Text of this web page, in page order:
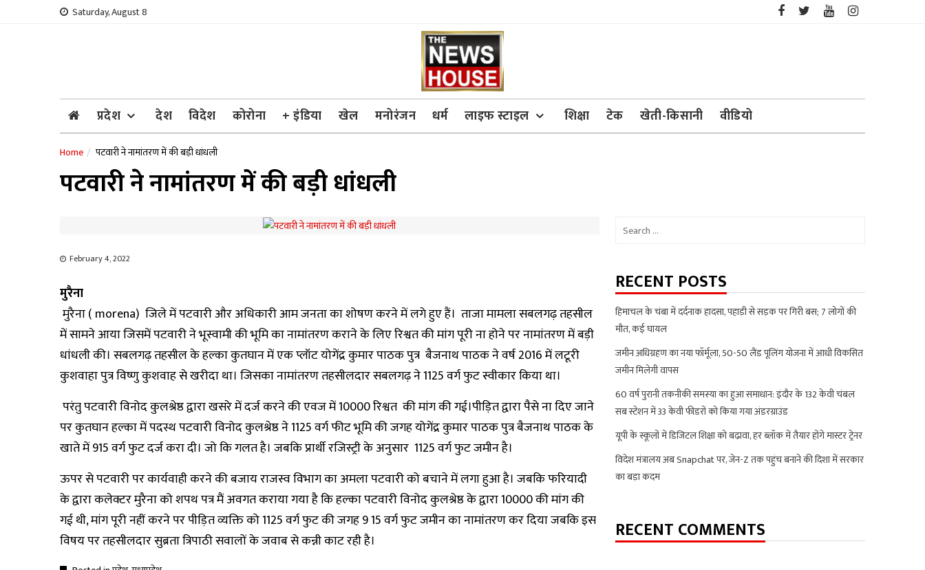
Saturday, August 8
प्रदेश देश विदेश कोरोना + इंडिया खेल मनोरंजन धर्म लाइफ स्टाइल शिक्षा टेक खेती-किसानी वीडियो
Home पटवारी ने नामांतरण में की बड़ी धांधली
पटवारी ने नामांतरण में की बड़ी धांधली
February 4, 2022
मुरैना
मुरैना ( morena) जिले में पटवारी और अधिकारी आम जनता का शोषण करने में लगे हुए हैं। ताजा मामला सबलगढ़ तहसील
में सामने आया जिसमें पटवारी ने भूस्वामी की भूमि का नामांतरण कराने के लिए रिश्वत की मांग पूरी ना होने पर नामांतरण में बड़ी
धांधली की। सबलगढ़ तहसील के हल्का कुतघान में एक प्लॉट योगेंद्र कुमार पाठक पुत्र बैजनाथ पाठक ने वर्ष 2016 में लटूरी
कुशवाहा पुत्र विष्णु कुशवाह से खरीदा था। जिसका नामांतरण तहसीलदार सबलगढ़ ने 1125 वर्ग फुट स्वीकार किया था।
परंतु पटवारी विनोद कुलश्रेष्ठ द्वारा खसरे में दर्ज करने की एवज में ₹10000 रिश्वत की मांग की गई।पीड़ित द्वारा पैसे ना दिए जाने
पर कुतघान हल्का में पदस्थ पटवारी विनोद कुलश्रेष्ठ ने 1125 वर्ग फीट भूमि की जगह योगेंद्र कुमार पाठक पुत्र बैजनाथ पाठक के
खाते में 915 वर्ग फुट दर्ज करा दी। जो कि गलत है। जबकि प्रार्थी रजिस्ट्री के अनुसार 1125 वर्ग फुट जमीन है।
ऊपर से पटवारी पर कार्यवाही करने की बजाय राजस्व विभाग का अमला पटवारी को बचाने में लगा हुआ है। जबकि फरियादी
के द्वारा कलेक्टर मुरैना को शपथ पत्र मैं अवगत कराया गया है कि हल्का पटवारी विनोद कुलश्रेष्ठ के द्वारा ₹10000 की मांग की
गई थी, मांग पूरी नहीं करने पर पीड़ित व्यक्ति को 1125 वर्ग फुट की जगह 9 15 वर्ग फुट जमीन का नामांतरण कर दिया जबकि इस
विषय पर तहसीलदार सुब्रता त्रिपाठी सवालों के जवाब से कन्नी काट रही है।
Search
RECENT POSTS
हिमाचल के चंबा में दर्दनाक हादसा, पहाड़ी से सड़क पर गिरी बस; 7 लोगों की
मौत, कई घायल
जमीन अधिग्रहण का नया फॉर्मूला, 50-50 लैंड पूलिंग योजना में आधी विकसित
जमीन मिलेगी वापस
60 वर्ष पुरानी तकनीकी समस्या का हुआ समाधान: इंदौर के 132 केवी चंबल
सब स्टेशन में 33 केवी फीडरों को किया गया अंडरग्राउंड
यूपी के स्कूलों में डिजिटल शिक्षा को बढ़ावा, हर ब्लॉक में तैयार होंगे मास्टर ट्रेनर
विदेश मंत्रालय अब Snapchat पर, जेन-Z तक पहुंच बनाने की दिशा में सरकार
का बड़ा कदम
RECENT COMMENTS